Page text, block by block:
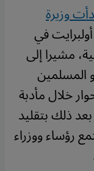
وزيرة
في
مشيرا إلى
المسلمين
خلال مأدبة
ذلك بتقليد
رؤساء ووزراء